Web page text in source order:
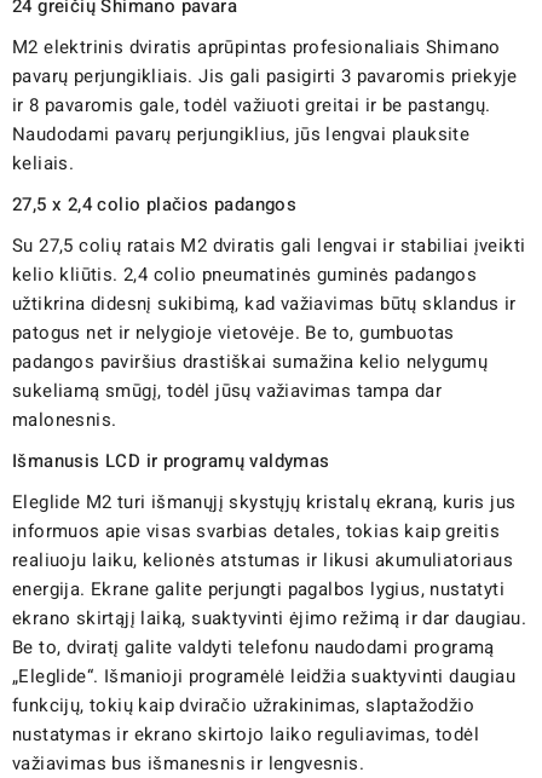
24 greičių Shimano pavara
M2 elektrinis dviratis aprūpintas profesionaliais Shimano
pavarų perjungikliais. Jis gali pasigirti 3 pavaromis priekyje
ir 8 pavaromis gale, todėl važiuoti greitai ir be pastangų.
Naudodami pavarų perjungiklius, jūs lengvai plauksite
keliais.
27,5 x 2,4 colio plačios padangos
Su 27,5 colių ratais M2 dviratis gali lengvai ir stabiliai įveikti
kelio kliūtis. 2,4 colio pneumatinės guminės padangos
užtikrina didesnį sukibimą, kad važiavimas būtų sklandus ir
patogus net ir nelygioje vietovėje. Be to, gumbuotas
padangos paviršius drastiškai sumažina kelio nelygumų
sukeliamą smūgį, todėl jūsų važiavimas tampa dar
malonesnis.
Išmanusis LCD ir programų valdymas
Eleglide M2 turi išmanųjį skystųjų kristalų ekraną, kuris jus
informuos apie visas svarbias detales, tokias kaip greitis
realiuoju laiku, kelionės atstumas ir likusi akumuliatoriaus
energija. Ekrane galite perjungti pagalbos lygius, nustatyti
ekrano skirtąjį laiką, suaktyvinti ėjimo režimą ir dar daugiau.
Be to, dviratį galite valdyti telefonu naudodami programą
„Eleglide“. Išmanioji programėlė leidžia suaktyvinti daugiau
funkcijų, tokių kaip dviračio užrakinimas, slaptažodžio
nustatymas ir ekrano skirtojo laiko reguliavimas, todėl
važiavimas bus išmanesnis ir lengvesnis.